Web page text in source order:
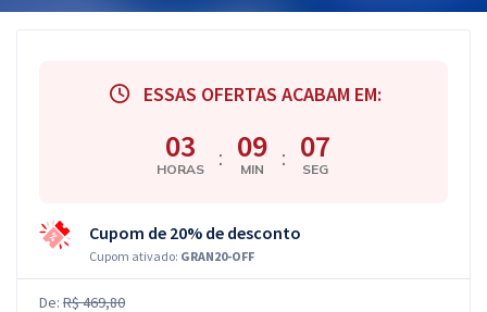
ESSAS OFERTAS ACABAM EM:
03
HORAS : 09
MIN : 06
SEG
Cupom de 20% de desconto
Cupom ativado: GRAN20-OFF
De: R$ 469,80